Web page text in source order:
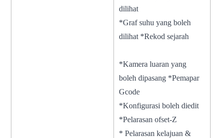
dilihat
*Graf suhu yang boleh
dilihat *Rekod sejarah
*Kamera luaran yang
boleh dipasang *Pemapar
Gcode
*Konfigurasi boleh diedit
*Pelarasan ofset-Z
* Pelarasan kelajuan &